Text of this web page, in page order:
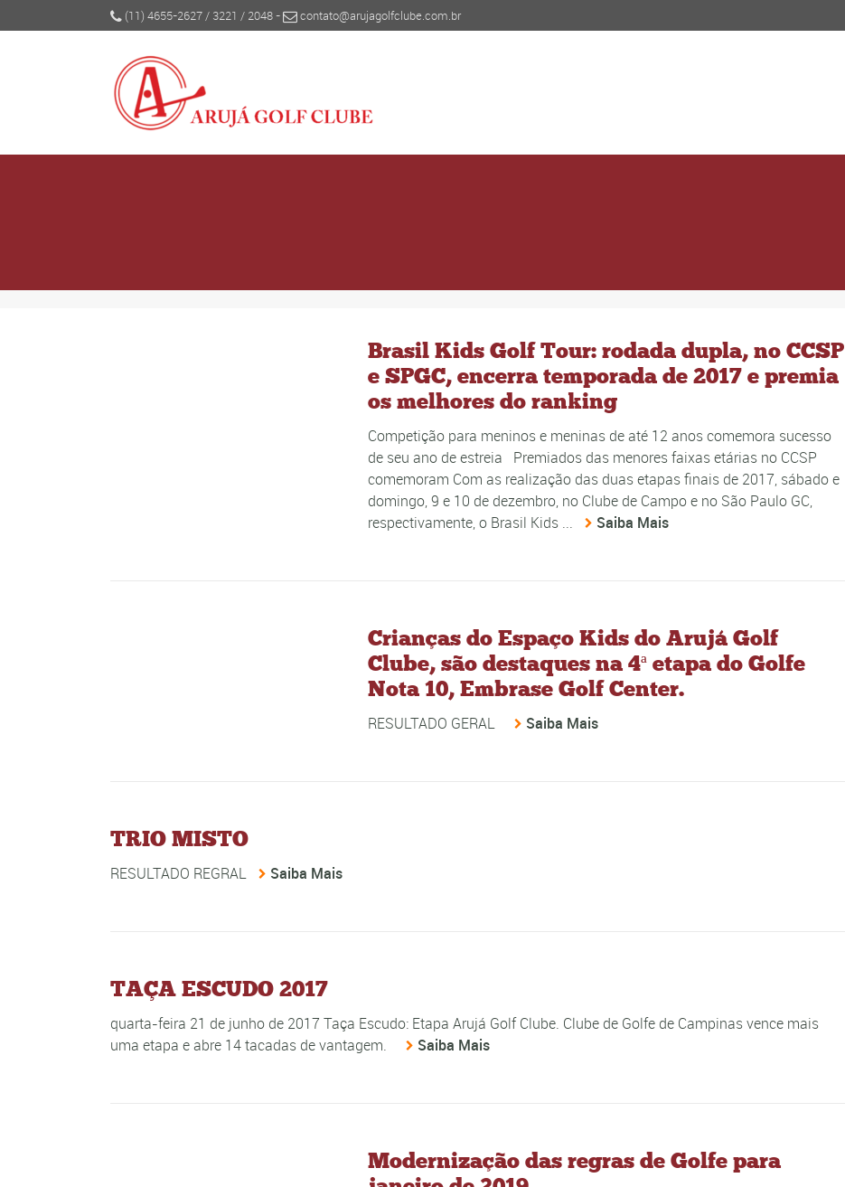
(11) 4655-2627/ 3221 / 2048- contato@arujagolfclube.com.br
Brasil Kids Golf Tour: rodada dupla, no CCSP
e SPGC, encerra temporada de 2017 e premia
os melhores do ranking
Competição para meninos e meninas de até 12 anos comemora sucesso
de seu ano de estreia Premiados das menores faixas etárias no CCSP
comemoram Com as realização das duas etapas finais de 2017, sábado e
domingo, 9 e 10 de dezembro, no Clube de Campo e no São Paulo GC,
respectivamente, o Brasil Kids ...
Saiba Mais
Crianças do Espaço Kids do Arujá Golf
Clube, são destaques na 4ª etapa do Golfe
Nota 10, Embrase Golf Center.
RESULTADO GERAL Saiba Mais
TRIO MISTO
RESULTADO REGRAL Saiba Mais
TAÇA ESCUDO 2017
quarta-feira 21 de junho de 2017 Taça Escudo: Etapa Arujá Golf Clube. Clube de Golfe de Campinas vence mais
uma etapa e abre 14 tacadas de vantagem.
Saiba Mais
Modernização das regras de Golfe para